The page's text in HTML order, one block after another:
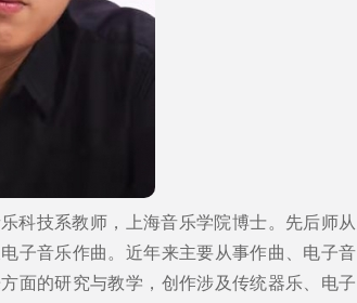
科技系教师，上海音乐学院博士。先后师从
子音乐作曲。近年来主要从事作曲、电子音
面的研究与教学，创作涉及传统器乐、电子